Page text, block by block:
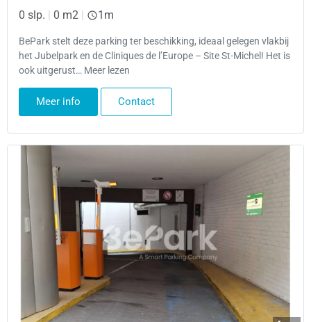
0 slp. 0 m2 1m
BePark stelt deze parking ter beschikking, ideaal gelegen vlakbij
het Jubelpark en de Cliniques de l’Europe – Site St-Michel! Het is
ook uitgerust… Meer lezen
Meer info Contact